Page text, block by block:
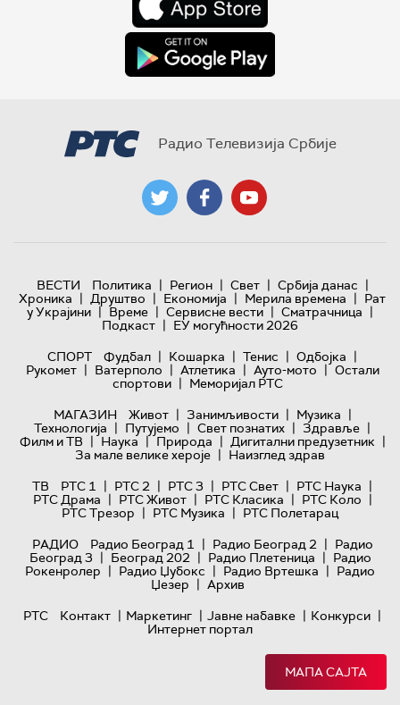
Радио Телевизија Србије
ВЕСТИ Политика | Регион | Свет | Србија данас |
Хроника | Друштво | Економија | Мерила времена | Рат
у Украјини | Време | Сервисне вести | Сматрачница |
Подкаст | ЕУ могућности 2026
СПОРТ
Фудбал | Кошарка | Тенис | Одбојка |
Рукомет | Ватерполо | Атлетика | Ауто-мото | Остали
спортови | Меморијал РТС
МАГАЗИН
Живот | Занимљивости | Музика |
Технологијa | Путујемо | Свет познатих | Здравље |
Филм и ТВ | Наука | Природа | Дигитални предузетник |
За мале велике хероје | Наизглед здрав
ТВ
РТС 1 | РТС 2 | РТС 3 | РТС Свет | РТС Наука |
РТС Драма | РТС Живот | РТС Класика | РТС Коло |
РТС Трезор | РТС Музика | РТС Полетарац
РАДИО
Радио Београд 1 | Радио Београд 2 | Радио
Београд 3 | Београд 202 | Радио Плетеница | Радио
Рокенролер | Радио Џубокс | Радио Вртешка | Радио
Џезер | Архив
РТС
Контакт | Маркетинг | Јавне набавке | Конкурси |
Интернет портал
МАПА САЈТА